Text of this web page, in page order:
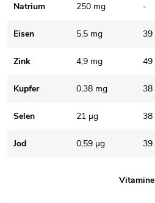
Natrium 250 mg -
Eisen 5,5 mg 39
Zink 4,9 mg 49
Kupfer 0,38 mg 38
Selen 21 µg 38
Jod 0,59 µg 39
Vitamine